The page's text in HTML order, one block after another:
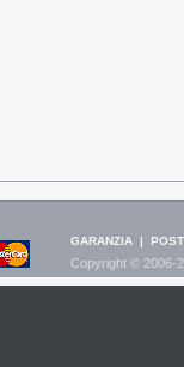
GARANZIA |
Copyright © 2006-